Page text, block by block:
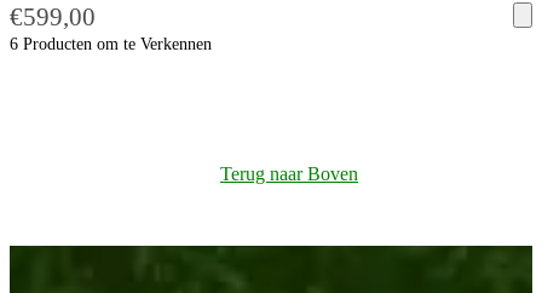
€599,00
6 Producten om te Verkennen
Terug naar Boven